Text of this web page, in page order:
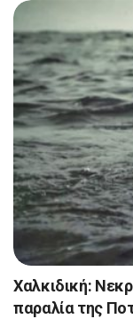
Χαλκιδική:
παραλία της